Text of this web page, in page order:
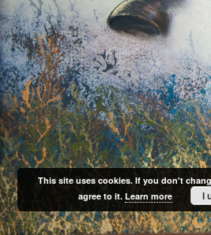
This site uses cookies. If you don't
agree to it.Learn more I